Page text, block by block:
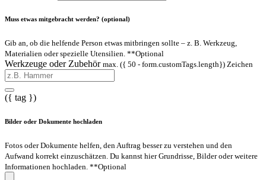
Muss etwas mitgebracht werden? (optional)
Gib an, ob die helfende Person etwas mitbringen sollte – z. B. Werkzeug,
Materialien oder spezielle Utensilien. **Optional
Werkzeuge oder Zubehör max. ({ 50 - form.customTags.length}) Zeichen
({ tag })
Bilder oder Dokumente hochladen
Fotos oder Dokumente helfen, den Auftrag besser zu verstehen und den
Aufwand korrekt einzuschätzen. Du kannst hier Grundrisse, Bilder oder weitere
Informationen hochladen. **Optional